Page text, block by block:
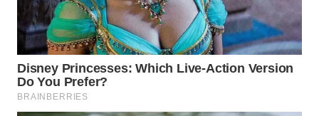
WN
TAPANULI
UTARA
WN
SAMOSIR